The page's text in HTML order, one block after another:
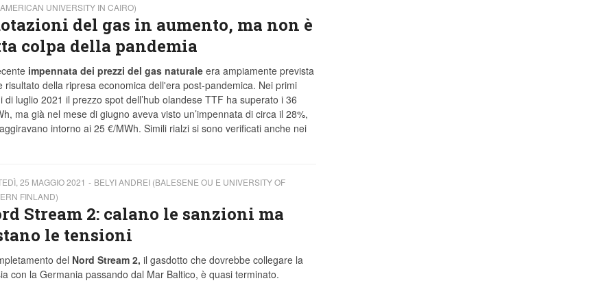
UNIVERSITY IN CAIRO)
del gas in aumento, ma non è
colpa della pandemia
impennata dei prezzi del gas naturaleera ampiamente prevista
risultato della ripresa economica dell'era post-pandemica. Nei primi
di luglio 2021 il prezzo spot dell’hub olandese TTF ha superato i 36
ma già nel mese di giugno aveva visto un’impennata di circa il 28%,
intorno ai 25 €/MWh. Simili rialzi si sono verificati anche nei
25 MAGGIO 2021
BELYI ANDREI (BALESENE OU E UNIVERSITY OF
FINLAND)
Stream 2: calano le sanzioni ma
le tensioni
del Nord Stream 2, il gasdotto che dovrebbe collegare la
con la Germania passando dal Mar Baltico, è quasi terminato.